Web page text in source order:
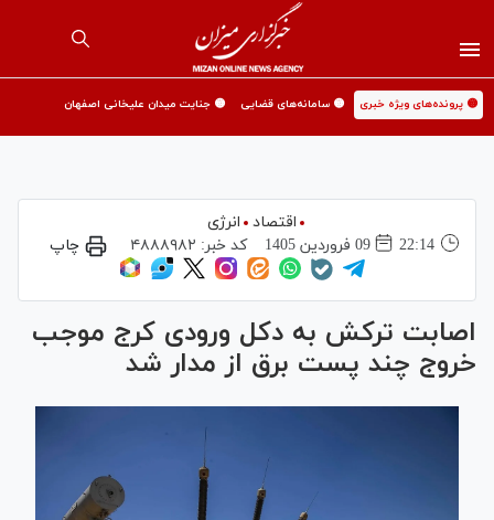
🟡 پرونده‌های ویژه خبری 🟡 سامانه‌های قضایی 🟡 جنایت میدان علیخانی اصفهان
اقتصاد
انرژی
22:14
09 فروردين 1405 کد خبر: ۴۸۸۸۹۸۲ چاپ
اصابت ترکش به دکل ورودی کرج موجب
خروج چند پست برق از مدار شد